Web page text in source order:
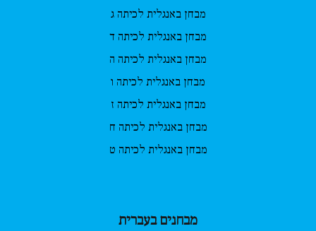
מבחן באנגלית לכיתה ג
מבחן באנגלית לכיתה ד
מבחן באנגלית לכיתה ה
מבחן באנגלית לכיתה ו
מבחן באנגלית לכיתה ז
מבחן באנגלית לכיתה ח
מבחן באנגלית לכיתה ט
מבחנים בעברית